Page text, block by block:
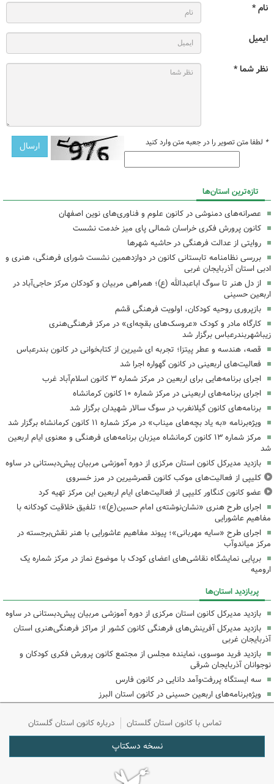
نام *
ایمیل
نظر شما *
* لطفا متن تصویر را در جعبه متن وارد کنید
تازه‌ترین استان‌ها
عصرانه‌های دمنوشی در کانون علوم و فناوری‌های نوین اصفهان
کانون پرورش فکری خراسان شمالی پای میز خدمت نشست
روایتی از عدالت فرهنگی در حاشیه شهرها
بررسی نظامنامه تابستانی کانون در دوازدهمین نشست شورای فرهنگی، هنری و
ادبی استان آذربایجان غربی
از دل هنر تا سوگ اباعبدالله (ع)؛ همراهی مربیان و کودکان مرکز حاجی‌آباد در
اربعین حسینی
بازپروری روحیه کودکان، اولویت فرهنگی قشم
کارگاه مادر و کودک «عروسک‌های بقچه‌ای» در مرکز فرهنگی‌هنری
زیباشهربندرعباس برگزار شد
قصه، هندسه و عطر پیتزا؛ تجربه ای شیرین از کتابخوانی در کانون بندرعباس
فعالیت‌های اربعینی در کانون گهواره اجرا شد
اجرای برنامه‌هایی برای اربعین در مرکز شماره ۳ کانون اسلام‌آباد غرب
اجرای برنامه‌های اربعینی در مرکز شماره ۱۰ کانون کرمانشاه
برنامه‌های کانون گیلانغرب در سوگ سالار شهیدان برگزار شد
ویژه‌برنامه «به یاد بچه‌های میناب» در مرکز شماره ۱۱ کانون کرمانشاه برگزار شد
مرکز شماره ۱۳ کانون کرمانشاه میزبان برنامه‌های فرهنگی و معنوی ایام اربعین
شد
بازدید مدیرکل کانون استان مرکزی از دوره آموزشی مربیان پیش‌دبستانی در ساوه
کلیپی از فعالیت‌های موکب کانون قصرشیرین در مرز خسروی
عضو کانون کنگاور کلیپی از فعالیت‌های ایام اربعین این مرکز تهیه کرد
اجرای طرح هنری «نشان‌نوشته‌ی امام حسین(ع)»؛ تلفیق خلاقیت کودکانه با
مفاهیم عاشورایی
اجرای طرح «سایه مهربانی»؛ پیوند مفاهیم عاشورایی با هنر نقش‌برجسته در
مرکز میاندوآب
برپایی نمایشگاه نقاشی‌های اعضای کودک با موضوع نماز در مرکز شماره یک
ارومیه
پربازدید استان‌ها
بازدید مدیرکل کانون استان مرکزی از دوره آموزشی مربیان پیش‌دبستانی در ساوه
بازدید مدیرکل آفرینش‌های فرهنگی کانون کشور از مراکز فرهنگی‌هنری استان
آذربایجان غربی
بازدید فرید موسوی، نماینده مجلس از مجتمع کانون پرورش فکری کودکان و
نوجوانان آذربایجان شرقی
سه ایستگاه پررفت‌وآمد دانایی در کانون فارس
ویژه‌برنامه‌های اربعین حسینی در کانون استان البرز
تماس با کانون استان گلستان درباره کانون استان گلستان
نسخه دسکتاپ